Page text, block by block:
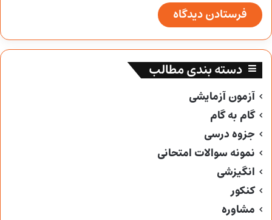
دسته بندی مطالب
آزمون آزمایشی
گام به گام
جزوه درسی
نمونه سوالات امتحانی
انگیزشی
کنکور
مشاوره